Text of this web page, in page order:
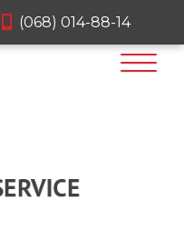
(068) 014-88-14